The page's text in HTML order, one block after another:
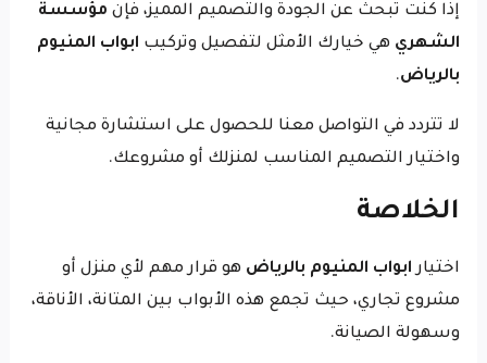
إذا كنت تبحث عن الجودة والتصميم المميز، فإن مؤسسة
الشهري هي خيارك الأمثل لتفصيل وتركيب ابواب المنيوم
بالرياض.
لا تتردد في التواصل معنا للحصول على استشارة مجانية
واختيار التصميم المناسب لمنزلك أو مشروعك.
الخلاصة
اختيارابواب المنيوم بالرياض هو قرار مهم لأي منزل أو
مشروع تجاري، حيث تجمع هذه الأبواب بين المتانة، الأناقة،
وسهولة الصيانة.